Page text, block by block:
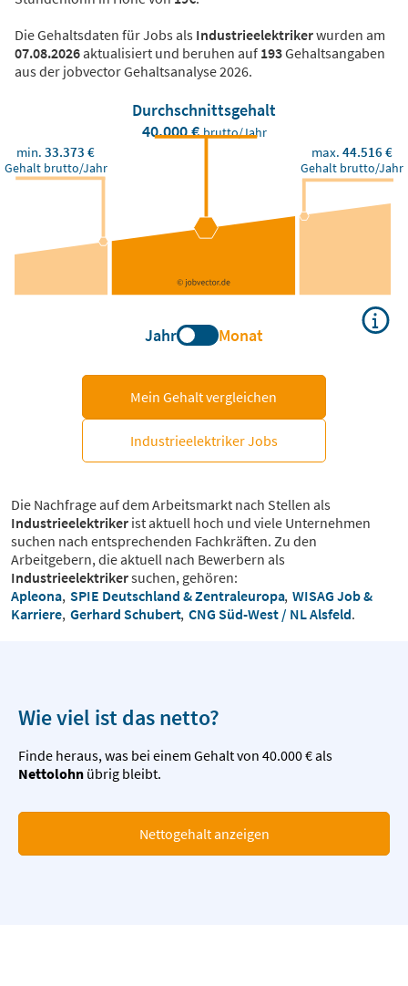
Die Gehaltsdaten für Jobs als Industrieelektrikerwurden am
07.08.2026aktualisiert und beruhen auf 193Gehaltsangaben
aus der jobvector Gehaltsanalyse 2026.
Durchschnittsgehalt
40.000 €brutto/Jahr
min.33.373 €
Gehalt brutto/Jahr
max.44.516 €
Gehalt brutto/Jahr
Jahr Monat
Mein Gehalt vergleichen
Industrieelektriker Jobs
Die Nachfrage auf dem Arbeitsmarkt nach Stellen als
Industrieelektriker ist aktuell hoch und viele Unternehmen
suchen nach entsprechenden Fachkräften. Zu den
Arbeitgebern, die aktuell nach Bewerbern als
Industrieelektrikersuchen, gehören:
Apleona, SPIE Deutschland & Zentraleuropa, WISAG Job &
Karriere, Gerhard Schubert, CNG Süd-West / NL Alsfeld.
Wie viel ist das netto?
Finde heraus, was bei einem Gehalt von 40.000 € als
Nettolohn übrig bleibt.
Nettogehalt anzeigen